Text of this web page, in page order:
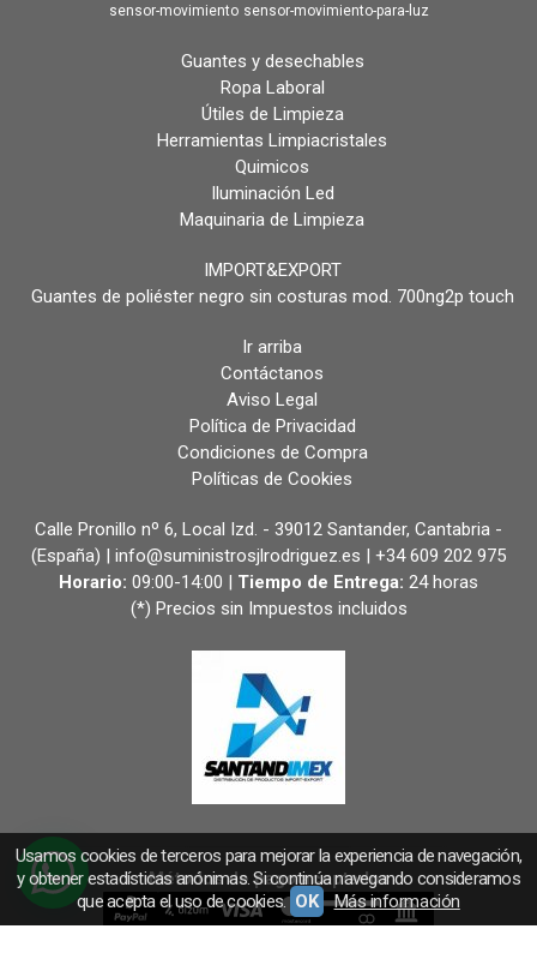
sensor-movimiento sensor-movimiento-para-luz
Guantes y desechables
Ropa Laboral
Útiles de Limpieza
Herramientas Limpiacristales
Quimicos
Iluminación Led
Maquinaria de Limpieza
IMPORT&EXPORT
Guantes de poliéster negro sin costuras mod. 700ng2p touch
Ir arriba
Contáctanos
Aviso Legal
Política de Privacidad
Condiciones de Compra
Políticas de Cookies
Calle Pronillo nº 6, Local Izd. - 39012 Santander, Cantabria -
(España) | info@suministrosjlrodriguez.es | +34 609 202 975
Horario: 09:00-14:00 | Tiempo de Entrega: 24 horas
(*) Precios sin Impuestos incluidos
Métodos de pago aceptados
Usamos cookies de terceros para mejorar la experiencia de navegación,
y obtener estadísticas anónimas. Si continúa navegando consideramos
que acepta el uso de cookies. OK Más información